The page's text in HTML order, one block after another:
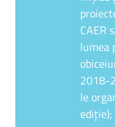
CAER
lumea
2018-
le
ediţie);